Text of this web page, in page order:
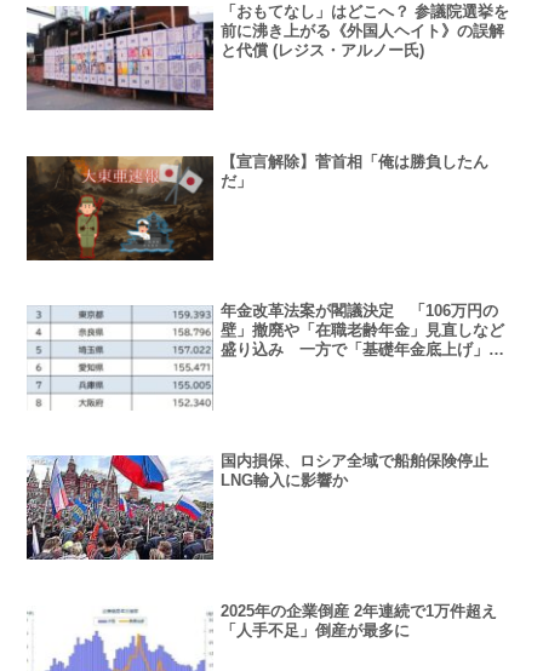
「おもてなし」はどこへ？ 参議院選挙を
前に沸き上がる《外国人ヘイト》の誤解
と代償 (レジス・アルノー氏)
【宣言解除】菅首相「俺は勝負したん
だ」
年金改革法案が閣議決定 「106万円の
壁」撤廃や「在職老齢年金」見直しなど
盛り込み 一方で「基礎年金底上げ」は
国内損保、ロシア全域で船舶保険停止
LNG輸入に影響か
2025年の企業倒産 2年連続で1万件超え
「人手不足」倒産が最多に